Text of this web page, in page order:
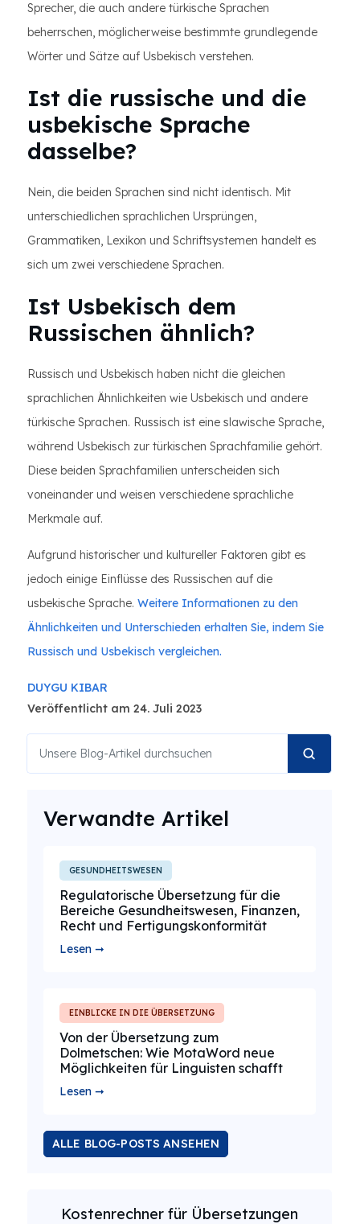
Sprecher, die auch andere türkische Sprachen
beherrschen, möglicherweise bestimmte grundlegende
Wörter und Sätze auf Usbekisch verstehen.
Ist die russische und die
usbekische Sprache
dasselbe?
Nein, die beiden Sprachen sind nicht identisch. Mit
unterschiedlichen sprachlichen Ursprüngen,
Grammatiken, Lexikon und Schriftsystemen handelt es
sich um zwei verschiedene Sprachen.
Ist Usbekisch dem
Russischen ähnlich?
Russisch und Usbekisch haben nicht die gleichen
sprachlichen Ähnlichkeiten wie Usbekisch und andere
türkische Sprachen. Russisch ist eine slawische Sprache,
während Usbekisch zur türkischen Sprachfamilie gehört.
Diese beiden Sprachfamilien unterscheiden sich
voneinander und weisen verschiedene sprachliche
Merkmale auf.
Aufgrund historischer und kultureller Faktoren gibt es
jedoch einige Einflüsse des Russischen auf die
usbekische Sprache. Weitere Informationen zu den
Ähnlichkeiten und Unterschieden erhalten Sie, indem Sie
Russisch und Usbekisch vergleichen.
DUYGU KIBAR
Veröffentlicht am 24. Juli 2023
Verwandte Artikel
GESUNDHEITSWESEN
Regulatorische Übersetzung für die
Bereiche Gesundheitswesen, Finanzen,
Recht und Fertigungskonformität
Lesen ➞
EINBLICKE IN DIE ÜBERSETZUNG
Von der Übersetzung zum
Dolmetschen: Wie MotaWord neue
Möglichkeiten für Linguisten schafft
Lesen ➞
ALLE BLOG-POSTS ANSEHEN
Kostenrechner für Übersetzungen